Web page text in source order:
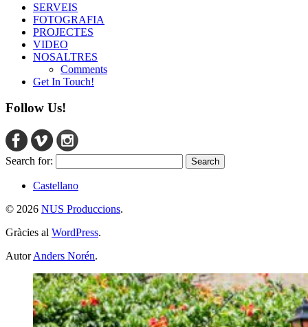
SERVEIS
FOTOGRAFIA
PROJECTES
VIDEO
NOSALTRES
Comments
Get In Touch!
Follow Us!
Search for:
Castellano
© 2026 NUS Produccions.
Gràcies al WordPress.
AutorAnders Norén.